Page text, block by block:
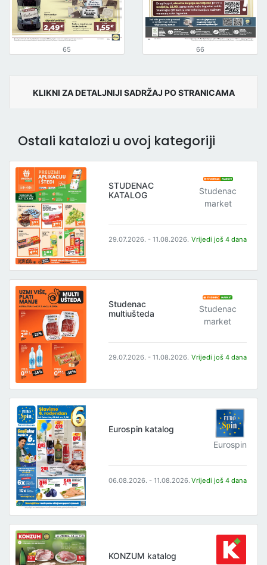
65 66
KLIKNI ZA DETALJNIJI SADRŽAJ PO STRANICAMA
Ostali katalozi u ovoj kategoriji
STUDENAC
KATALOG
Studenac
market
29.07.2026. - 11.08.2026. Vrijedi još 4 dana
Studenac
multiušteda
Studenac
market
29.07.2026. - 11.08.2026. Vrijedi još 4 dana
Eurospin katalog
Eurospin
06.08.2026. - 11.08.2026. Vrijedi još 4 dana
KONZUM katalog